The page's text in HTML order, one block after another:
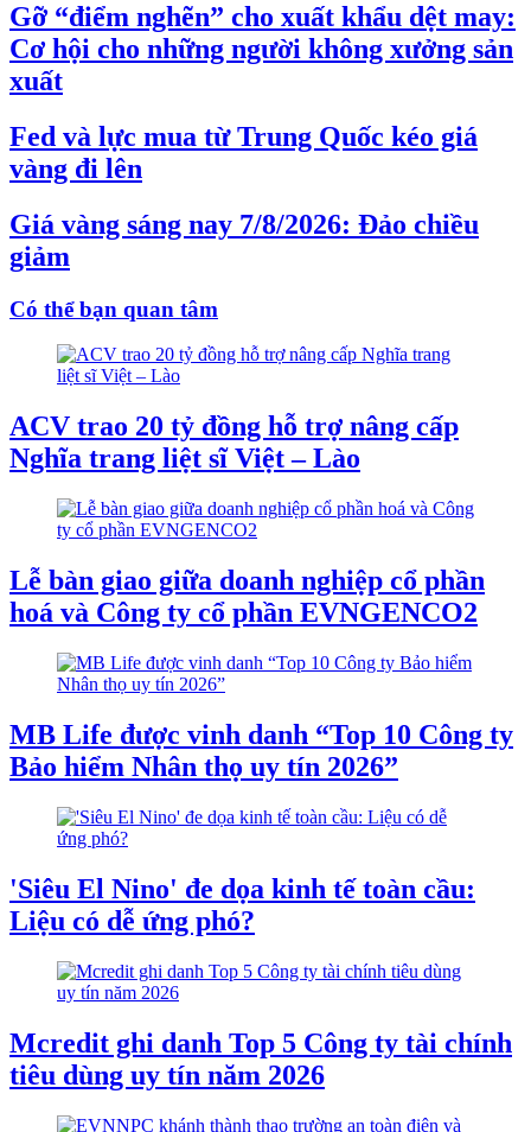
Gỡ “điểm nghẽn” cho xuất khẩu dệt may:
Cơ hội cho những người không xưởng sản
xuất
Fed và lực mua từ Trung Quốc kéo giá
vàng đi lên
Giá vàng sáng nay 7/8/2026: Đảo chiều
giảm
Có thể bạn quan tâm
ACV trao 20 tỷ đồng hỗ trợ nâng cấp
Nghĩa trang liệt sĩ Việt – Lào
Lễ bàn giao giữa doanh nghiệp cổ phần
hoá và Công ty cổ phần EVNGENCO2
MB Life được vinh danh “Top 10 Công ty
Bảo hiểm Nhân thọ uy tín 2026”
'Siêu El Nino' đe dọa kinh tế toàn cầu:
Liệu có dễ ứng phó?
Mcredit ghi danh Top 5 Công ty tài chính
tiêu dùng uy tín năm 2026